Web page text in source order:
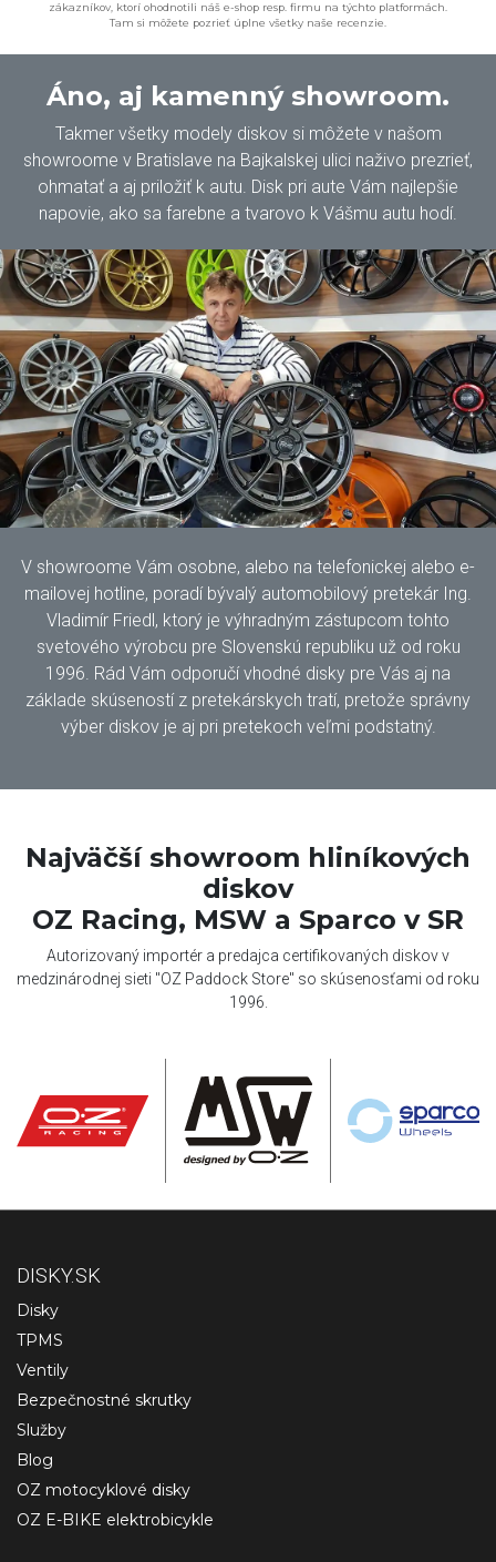
zákazníkov, ktorí ohodnotili náš e-shop resp. firmu na týchto platformách.
Tam si môžete pozrieť úplne všetky naše recenzie.
Áno, aj kamenný showroom.
Takmer všetky modely diskov si môžete v našom
showroome v Bratislave na Bajkalskej ulici naživo prezrieť,
ohmatať a aj priložiť k autu. Disk pri aute Vám najlepšie
napovie, ako sa farebne a tvarovo k Vášmu autu hodí.
V showroome Vám osobne, alebo na telefonickej alebo e-
mailovej hotline, poradí bývalý automobilový pretekár Ing.
Vladimír Friedl, ktorý je výhradným zástupcom tohto
svetového výrobcu pre Slovenskú republiku už od roku
1996. Rád Vám odporučí vhodné disky pre Vás aj na
základe skúseností z pretekárskych tratí, pretože správny
výber diskov je aj pri pretekoch veľmi podstatný.
Najväčší showroom hliníkových
diskov
OZ Racing, MSW a Sparco v SR
Autorizovaný importér a predajca certifikovaných diskov v
medzinárodnej sieti "OZ Paddock Store" so skúsenosťami od roku
1996.
DISKY.SK
Disky
TPMS
Ventily
Bezpečnostné skrutky
Služby
Blog
OZ motocyklové disky
OZ E-BIKE elektrobicykle